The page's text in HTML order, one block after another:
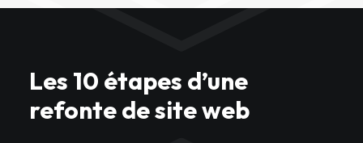
Les 10 étapes d’une
refonte de site web